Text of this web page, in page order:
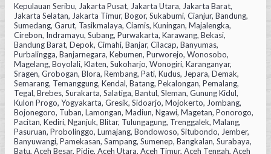
Kepulauan Seribu, Jakarta Pusat, Jakarta Utara, Jakarta Barat,
Jakarta Selatan, Jakarta Timur, Bogor, Sukabumi, Cianjur, Bandung,
Sumedang, Garut, Tasikmalaya, Ciamis, Kuningan, Majalengka,
Cirebon, Indramayu, Subang, Purwakarta, Karawang, Bekasi,
Bandung Barat, Depok, Cimahi, Banjar, Cilacap, Banyumas,
Purbalingga, Banjarnegara, Kebumen, Purworejo, Wonosobo,
Magelang, Boyolali, Klaten, Sukoharjo, Wonogiri, Karanganyar,
Sragen, Grobogan, Blora, Rembang, Pati, Kudus, Jepara, Demak,
Semarang, Temanggung, Kendal, Batang, Pekalongan, Pemalang,
Tegal, Brebes, Surakarta, Salatiga, Bantul, Sleman, Gunung Kidul,
Kulon Progo, Yogyakarta, Gresik, Sidoarjo, Mojokerto, Jombang,
Bojonegoro, Tuban, Lamongan, Madiun, Ngawi, Magetan, Ponorogo,
Pacitan, Kediri, Nganjuk, Blitar, Tulungagung, Trenggalek, Malang,
Pasuruan, Probolinggo, Lumajang, Bondowoso, Situbondo, Jember,
Banyuwangi, Pamekasan, Sampang, Sumenep, Bangkalan, Surabaya,
Batu, Aceh Besar, Pidie, Aceh Utara, Aceh Timur, Aceh Tengah, Aceh